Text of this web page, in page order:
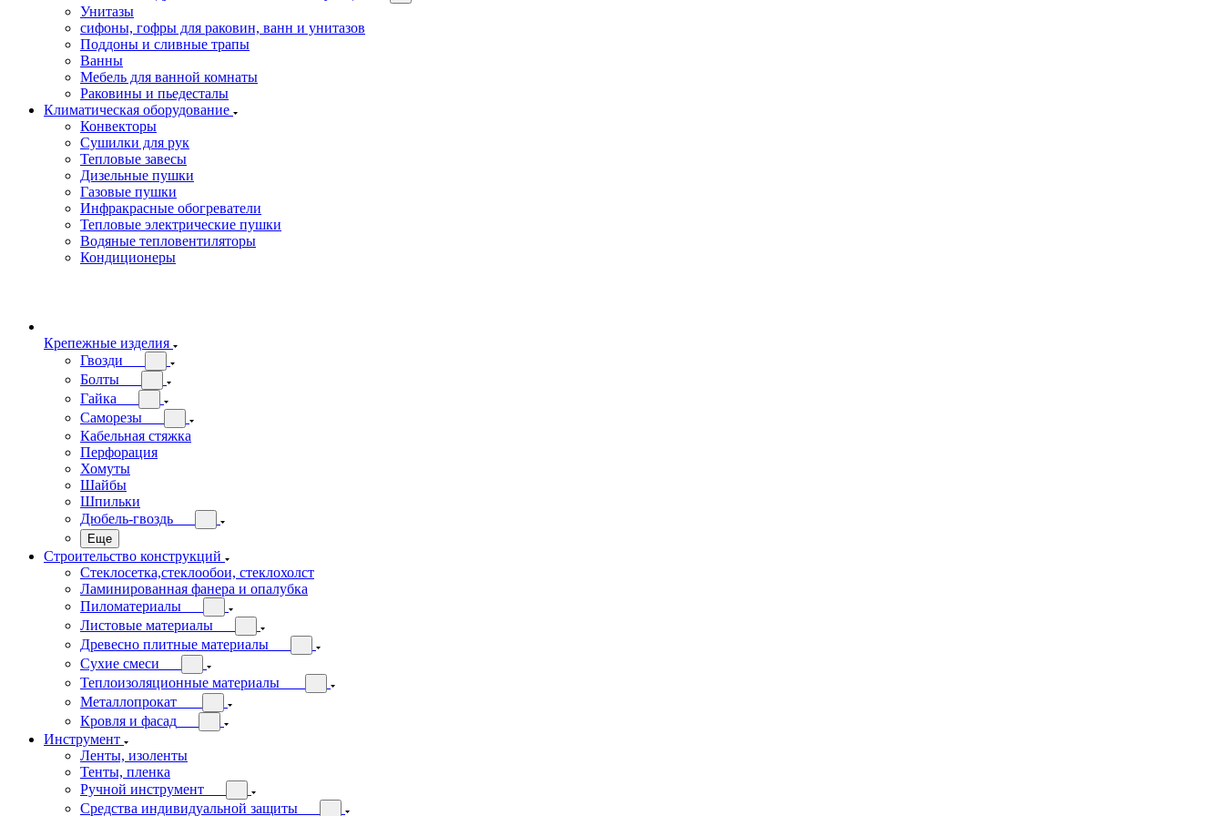
Унитазы
сифоны, гофры для раковин, ванн и унитазов
Поддоны и сливные трапы
Ванны
Мебель для ванной комнаты
Раковины и пьедесталы
Климатическая оборудование
Конвекторы
Сушилки для рук
Тепловые завесы
Дизельные пушки
Газовые пушки
Инфракрасные обогреватели
Тепловые электрические пушки
Водяные тепловентиляторы
Кондиционеры
Крепежные изделия
Гвозди
Болты
Гайка
Саморезы
Кабельная стяжка
Перфорация
Хомуты
Шайбы
Шпильки
Дюбель-гвоздь
Еще
Строительство конструкций
Стеклосетка,стеклообои, стеклохолст
Ламинированная фанера и опалубка
Пиломатериалы
Листовые материалы
Древесно плитные материалы
Сухие смеси
Теплоизоляционные материалы
Металлопрокат
Кровля и фасад
Инструмент
Ленты, изоленты
Тенты, пленка
Ручной инструмент
Средства индивидуальной защиты